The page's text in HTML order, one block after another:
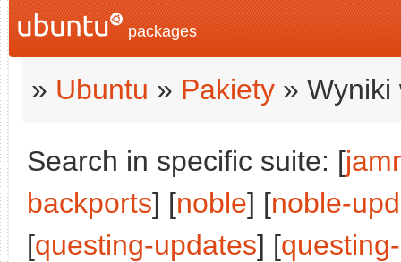
packages
» Ubuntu » Pakiety » Wyniki
Search in specific suite: [
backports] [noble] [noble-
[questing-updates] [